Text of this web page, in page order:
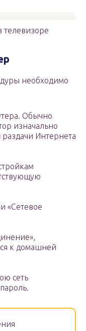
телевизоре
необходимо
Обычно
изначально
Интернета
«Сетевое
к домашней
сеть